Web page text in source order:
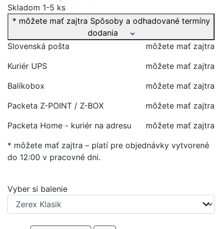
Skladom 1-5 ks
* môžete mať zajtra Spôsoby a odhadované termíny
dodania
Slovenská pošta
môžete mať zajtra
Kuriér UPS
môžete mať zajtra
Balíkobox
môžete mať zajtra
Packeta Z-POINT / Z-BOX
môžete mať zajtra
Packeta Home - kuriér na adresu
môžete mať zajtra
* môžete mať zajtra – platí pre objednávky vytvorené
do 12:00 v pracovné dni.
Vyber si balenie